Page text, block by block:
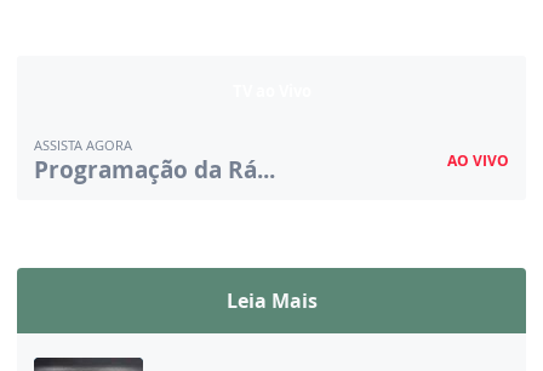
ASSISTA AGORA
Programação da Rá... AO VIVO
Leia Mais